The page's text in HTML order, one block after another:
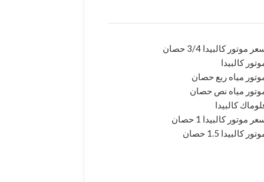
موتور كالبيدا 3/4 حصان
كالبيدا
مياه ربع حصان
مياه نص حصان
كالبيدا
موتور كالبيدا 1 حصان
كالبيدا 1.5 حصان